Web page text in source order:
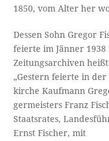
1850, vom Alter her
Dessen Sohn Gregor
feierte im Jänner
Zeitungsarchiven heißt
„Gestern feierte in
kirche Kaufmann
germeisters Franz
Staatsrates,
Ernst Fischer, mit